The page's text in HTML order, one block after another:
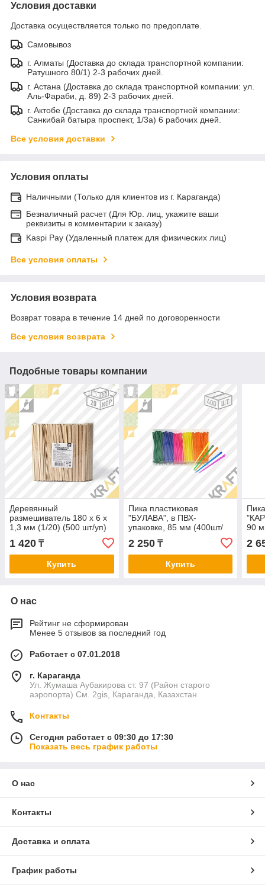
Условия доставки
Доставка осуществляется только по предоплате.
Самовывоз
г. Алматы (Доставка до склада транспортной компании:
Ратушного 80/1) 2-3 рабочих дней.
г. Астана (Доставка до склада транспортной компании: ул.
Аль-Фараби, д. 89) 2-3 рабочих дней.
г. Актобе (Доставка до склада транспортной компании:
Санкибай батыра проспект, 1/3а) 6 рабочих дней.
Все условия доставки
Условия оплаты
Наличными (Только для клиентов из г. Караганда)
Безналичный расчет (Для Юр. лиц, укажите ваши
реквизиты в комментарии к заказу)
Kaspi Pay (Удаленный платеж для физических лиц)
Все условия оплаты
Условия возврата
Возврат товара в течение 14 дней по договоренности
Все условия возврата
Подобные товары компании
Деревянный
размешиватель 180 х 6 х
1,3 мм (1/20) (500 шт/уп)
1 420 ₸
Купить
Пика пластиковая
"БУЛАВА", в ПВХ-
упаковке, 85 мм (400шт/
2 250₸
Купить
90
2
О нас
Рейтинг не сформирован
Менее 5 отзывов за последний год
Работает с 07.01.2018
г. Караганда
Ул. Жумаша Аубакирова ст. 97 (Район старого
аэропорта) См. 2gis, Караганда, Казахстан
Контакты
Сегодня работает с 09:30 до 17:30
Показать весь график работы
О нас
Контакты
Доставка и оплата
График работы